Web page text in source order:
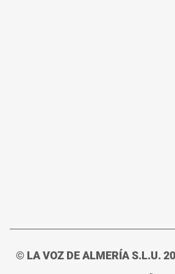
© LA VOZ DE ALMERÍA S.L.U.